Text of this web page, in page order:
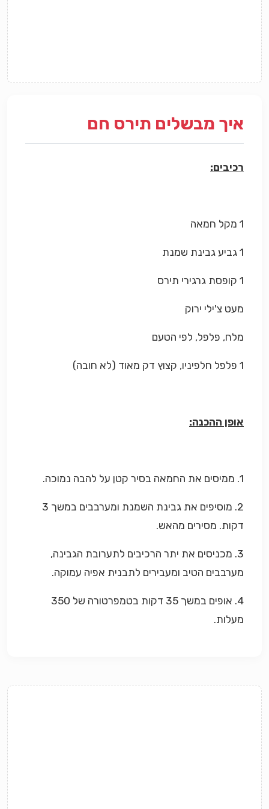
איך מבשלים תירס חם
רכיבים:
1 מקל חמאה
1 גביע גבינת שמנת
1 קופסת גרגירי תירס
מעט צ'ילי ירוק
מלח, פלפל, לפי הטעם
1 פלפל חלפיניו, קצוץ דק מאוד (לא חובה)
אופן ההכנה:
1. ממיסים את החמאה בסיר קטן על להבה נמוכה.
2. מוסיפים את
גבינת השמנת ומערבבים במשך 3
דקות. מסירים מהאש.
3. מכניסים את יתר הרכיבים לתערובת הגבינה,
מערבבים הטיב ומעבירים לתבנית אפיה עמוקה.
4. אופים במשך 35 דקות בטמפרטורה של 350
מעלות.